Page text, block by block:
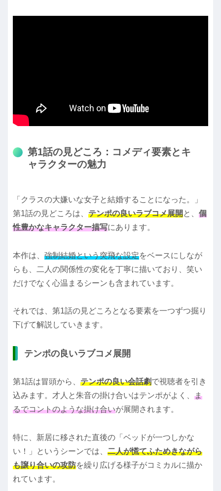
第1話の見どころ：コメディ要素とキ
ャラクターの魅力
「クラスの大嫌いな女子と結婚することになった。」
第1話の見どころは、 テンポの良いラブコメ展開と、 個
性豊かなキャラクター描写にあります。
本作は、 強制結婚という突飛な設定をベースにしなが
らも、二人の関係性の変化を丁寧に描いており、笑い
だけでなく心温まるシーンも含まれています。
それでは、第1話の見どころとなる要素を一つずつ掘り
下げて解説していきます。
テンポの良いラブコメ展開
第1話は冒頭から、 テンポの良い会話劇で視聴者を引き
込みます。才人と朱音の掛け合いはテンポがよく、 ま
るでコントのような掛け合いが展開されます。
特に、新居に移された直後の「ベッドが一つしかな
い！」というシーンでは、 二人が慌てふためきながら
も譲り合いの攻防を繰り広げる様子がコミカルに描か
れています。